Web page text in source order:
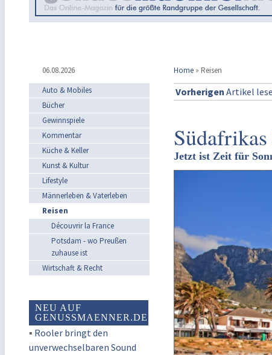
06.08.2026 Home » Reisen
Auto & Mobiles
Bücher
Gewinnspiele
Kommentar
Küche & Keller
Kunst & Kultur
Lifestyle
Männerleben & Vaterleben
Reisen
Découvrir la France
Potsdam - wo Preußen
zuhause ist
Wirtschaft & Recht
NEU AUF
GENUSSMAENNER.DE
▪ Rooler bringt den
unverwechselbaren Sound
Vorherigen Artikel
Jetzt ist Zeit für